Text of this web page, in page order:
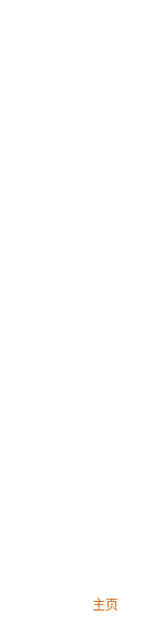
主页